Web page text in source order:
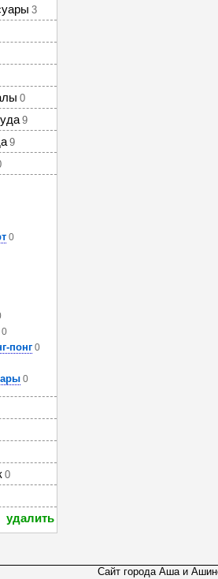
3
0
9
9
0
0
понг 0
0
0
удалить
Сайт города Аша и